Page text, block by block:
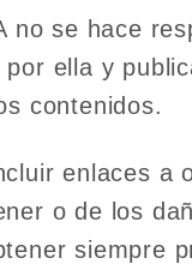
no se hace
ella y
contenidos.
enlaces a
o de los
siempre